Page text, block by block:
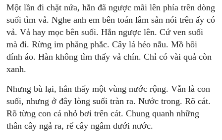
Một lần đi chặt nứa, hắn đã ngược mãi lên phía trên dòng
suối tìm vả. Nghe anh em bên toán lâm sản nói trên ấy có
vả. Vả hay mọc bên suối. Hắn ngược lên. Cứ ven suối
mà đi. Rừng im phăng phắc. Cây lá héo nẫu. Mồ hôi
dính áo. Hàn không tìm thấy vả chín. Chỉ có vài quả còn
xanh.
Nhưng bù lại, hắn thấy một vùng nước rộng. Vẫn là con
suối, nhưng ở đây lòng suối tràn ra. Nước trong. Rõ cát.
Rõ từng con cá nhỏ bơi trên cát. Chung quanh những
thân cây ngả ra, rể cây ngâm dưới nước.